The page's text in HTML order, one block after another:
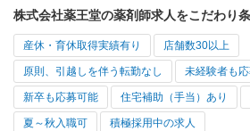
株式会社薬王堂の薬剤師求人をこだわり
産休・育休取得実績有り 店舗数30以上
原則、引越しを伴う転勤なし 未経験者も
新卒も応募可能 住宅補助（手当）あり
夏～秋入職可 積極採用中の求人